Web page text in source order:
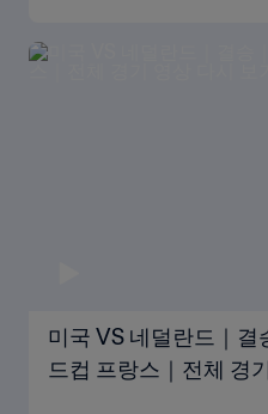
미국 VS 네덜란드｜결
드컵 프랑스｜전체 경